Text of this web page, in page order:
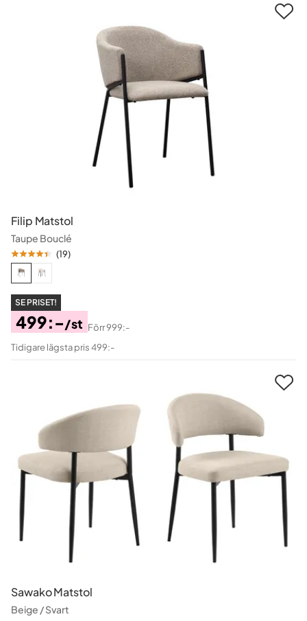
Filip Matstol
Taupe Bouclé
(19)
SE PRISET!
Pris
499:-/st
Original
Pris
Förr999:-
Tidigare lägsta pris 499:-
Sawako Matstol
Beige / Svart